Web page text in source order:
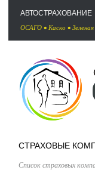
АВТОСТРАХОВАНИЕ
ОСАГО • Каско •
СТРАХОВЫЕ
Список страховых